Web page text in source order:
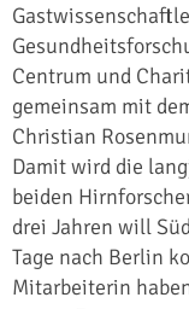
Centrum und
gemeinsam mit
Christian
Damit wird die
beiden
drei Jahren will
Tage nach Berlin
Mitarbeiterin